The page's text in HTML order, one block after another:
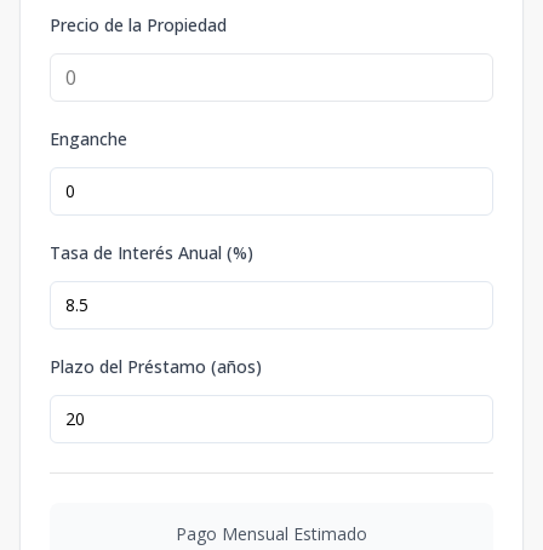
Precio de la Propiedad
Enganche
Tasa de Interés Anual (%)
Plazo del Préstamo (años)
Pago Mensual Estimado